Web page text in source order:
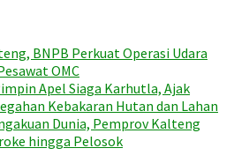
BNPB Perkuat Operasi Udara
OMC
Apel Siaga Karhutla, Ajak
Kebakaran Hutan dan Lahan
Dunia, Pemprov Kalteng
hingga Pelosok